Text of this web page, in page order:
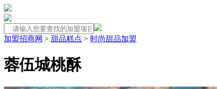
加盟招商网 > 甜品糕点 > 时尚甜品加盟
蓉伍城桃酥